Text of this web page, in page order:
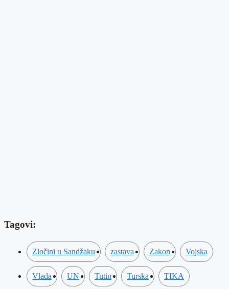
Tagovi:
Zločini u Sandžaku zastava Zakon Vojska
Vlada UN Tutin Turska TIKA